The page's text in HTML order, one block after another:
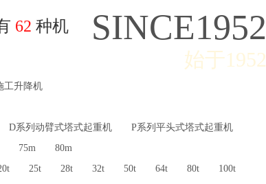
SINCE1952
始于1952
62 种机
工升降机
D系列动臂式塔式起重机
P系列平头式塔式起重机
75m
80m
25t 28t 32t 50t 64t 80t 100t